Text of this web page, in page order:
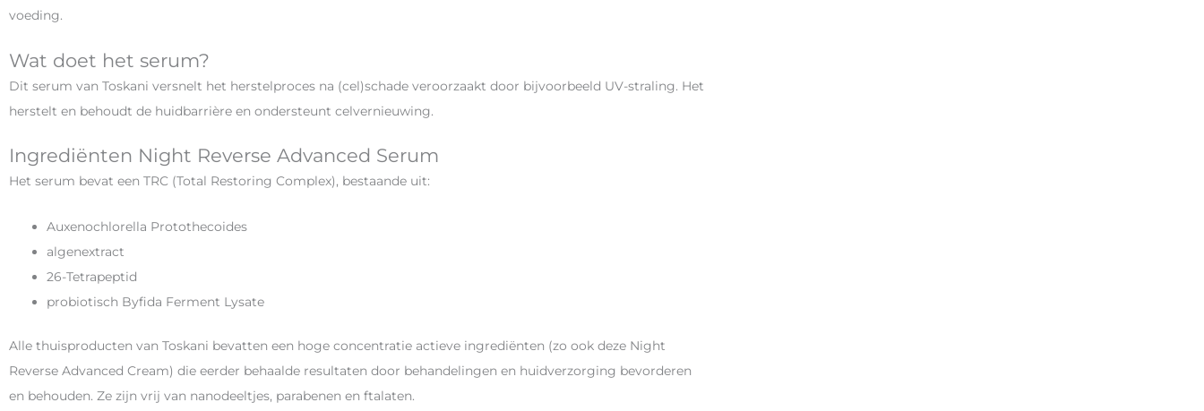
voeding.
Wat doet het serum?
Dit serum van Toskani versnelt het herstelproces na (cel)schade veroorzaakt door bijvoorbeeld UV-straling. Het
herstelt en behoudt de huidbarrière en ondersteunt celvernieuwing.
Ingrediënten Night Reverse Advanced Serum
Het serum bevat een TRC (Total Restoring Complex), bestaande uit:
Auxenochlorella Protothecoides
algenextract
26-Tetrapeptid
probiotisch Byfida Ferment Lysate
Alle thuisproducten van Toskani bevatten een hoge concentratie actieve ingrediënten (zo ook deze Night
Reverse Advanced Cream) die eerder behaalde resultaten door behandelingen en huidverzorging bevorderen
en behouden. Ze zijn vrij van nanodeeltjes, parabenen en ftalaten.